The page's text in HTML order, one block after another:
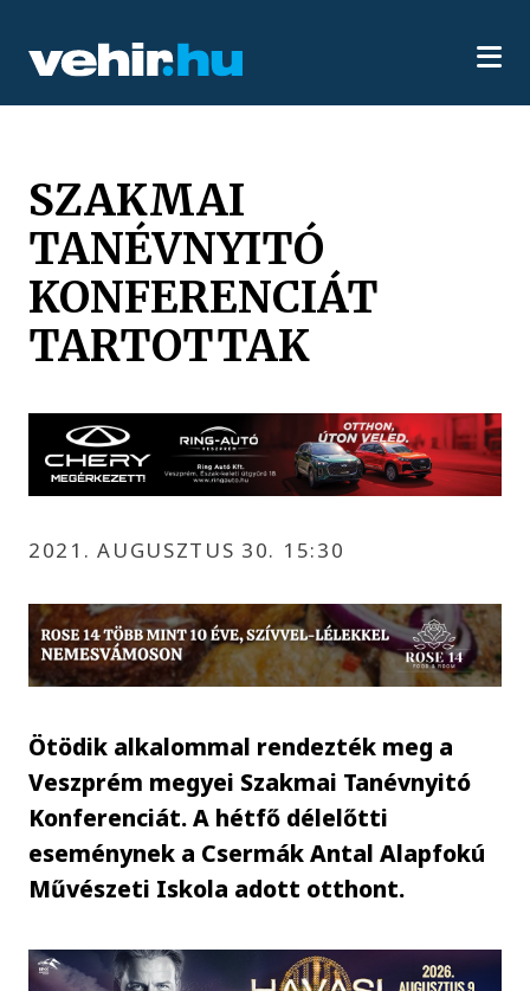
SZAKMAI
TANÉVNYITÓ
KONFERENCIÁT
TARTOTTAK
2021. AUGUSZTUS 30. 15:30
Ötödik alkalommal rendezték meg a
Veszprém megyei Szakmai Tanévnyitó
Konferenciát. A hétfő délelőtti
eseménynek a Csermák Antal Alapfokú
Művészeti Iskola adott otthont.